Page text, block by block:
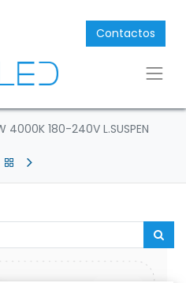
Contactos
4000K 180-240V L.SUSPEN